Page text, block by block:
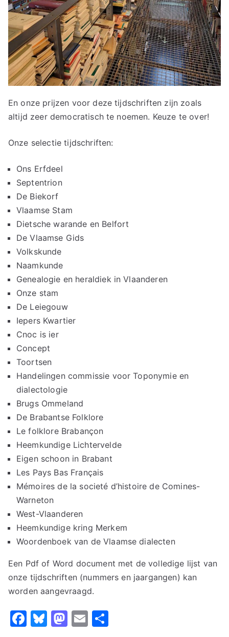
En onze prijzen voor deze tijdschriften zijn zoals
altijd zeer democratisch te noemen. Keuze te over!
Onze selectie tijdschriften:
Ons Erfdeel
Septentrion
De Biekorf
Vlaamse Stam
Dietsche warande en Belfort
De Vlaamse Gids
Volkskunde
Naamkunde
Genealogie en heraldiek in Vlaanderen
Onze stam
De Leiegouw
Iepers Kwartier
Cnoc is ier
Concept
Toortsen
Handelingen commissie voor Toponymie en
dialectologie
Brugs Ommeland
De Brabantse Folklore
Le folklore Brabançon
Heemkundige Lichtervelde
Eigen schoon in Brabant
Les Pays Bas Français
Mémoires de la societé d’histoire de Comines-
Warneton
West-Vlaanderen
Heemkundige kring Merkem
Woordenboek van de Vlaamse dialecten
Een Pdf of Word document met de volledige lijst van
onze tijdschriften (nummers en jaargangen) kan
worden aangevraagd.
F
Bl M E